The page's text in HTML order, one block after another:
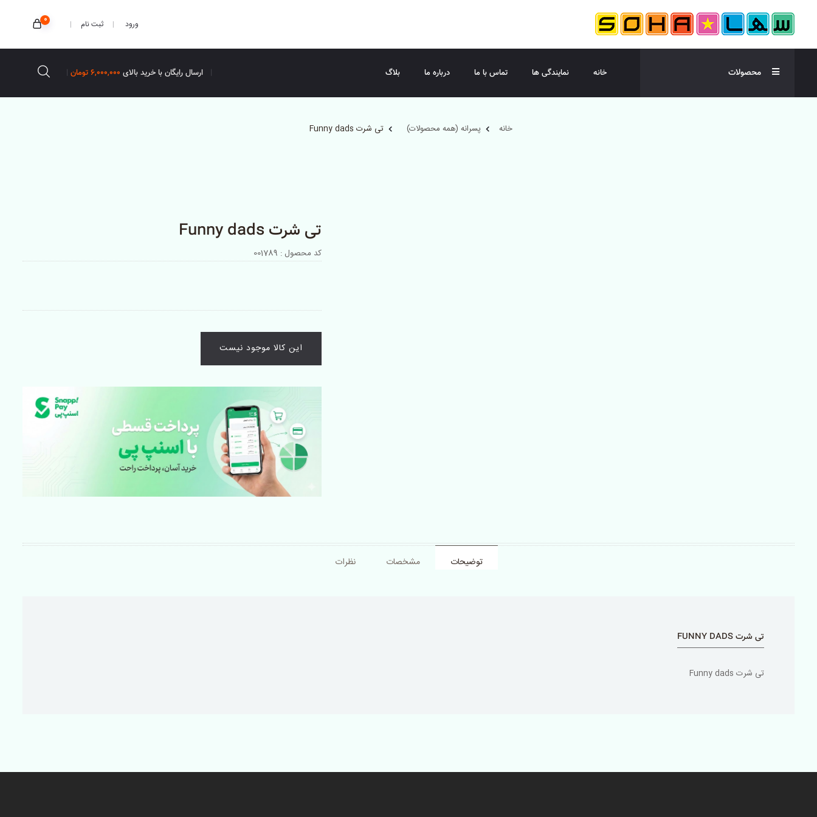
ورود ثبت نام 0
محصولات خانه نمایندگی ها تماس با ما درباره ما بلاگ ارسال رایگان با خرید بالای 6,000,000 تومان
خانه پسرانه (همه محصولات) تی شرت Funny dads
تی شرت Funny dads
کد محصول : 001789
این کالا موجود نیست
توضیحات مشخصات نظرات
تی شرت FUNNY DADS
تی شرت Funny dads